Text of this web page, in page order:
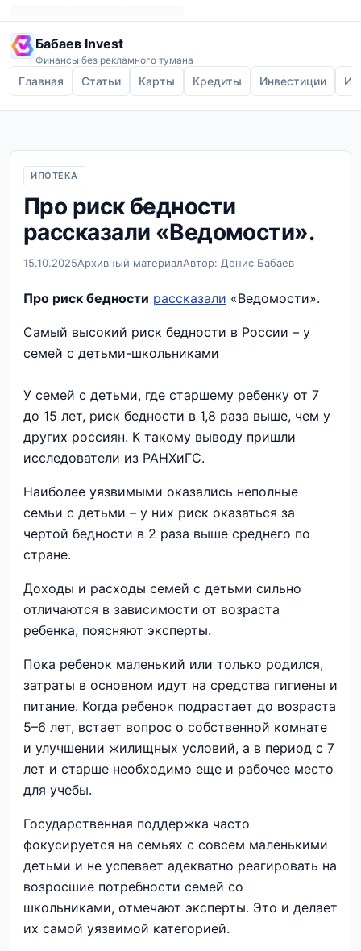
Бабаев Invest
Финансы без рекламного тумана
Главная Статьи Карты Кредиты Инвестиции
ИПОТЕКА
Про риск бедности
рассказали «Ведомости».
15.10.2025Архивный материалАвтор: Денис Бабаев
Про риск бедности рассказали «Ведомости».
Самый высокий риск бедности в России – у
семей с детьми-школьниками
У семей с детьми, где старшему ребенку от 7
до 15 лет, риск бедности в 1,8 раза выше, чем у
других россиян. К такому выводу пришли
исследователи из РАНХиГС.
Наиболее уязвимыми оказались неполные
семьи с детьми – у них риск оказаться за
чертой бедности в 2 раза выше среднего по
стране.
Доходы и расходы семей с детьми сильно
отличаются в зависимости от возраста
ребенка, поясняют эксперты.
Пока ребенок маленький или только родился,
затраты в основном идут на средства гигиены и
питание. Когда ребенок подрастает до возраста
5–6 лет, встает вопрос о собственной комнате
и улучшении жилищных условий, а в период с 7
лет и старше необходимо еще и рабочее место
для учебы.
Государственная поддержка часто
фокусируется на семьях с совсем маленькими
детьми и не успевает адекватно реагировать на
возросшие потребности семей со
школьниками, отмечают эксперты. Это и делает
их самой уязвимой категорией.